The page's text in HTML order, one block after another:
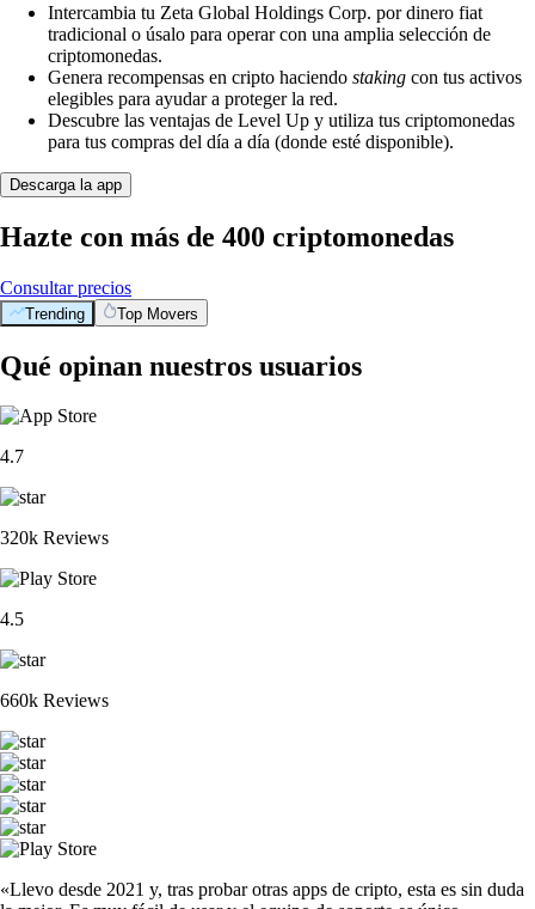
Intercambia tu Zeta Global Holdings Corp. por dinero fiat
tradicional o úsalo para operar con una amplia selección de
criptomonedas.
Genera recompensas en cripto haciendo staking con tus activos
elegibles para ayudar a proteger la red.
Descubre las ventajas de Level Up y utiliza tus criptomonedas
para tus compras del día a día (donde esté disponible).
Descarga la app
Hazte con más de 400 criptomonedas
Consultar precios
Trending Top Movers
Qué opinan nuestros usuarios
4.7
320k Reviews
4.5
660k Reviews
«Llevo desde 2021 y, tras probar otras apps de cripto, esta es sin duda